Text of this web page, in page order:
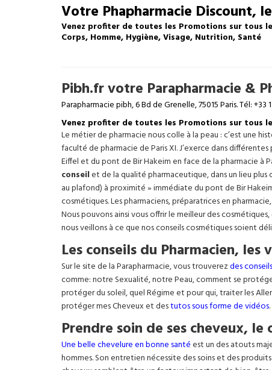
Votre Phapharmacie Discount,
Venez profiter de toutes les Promotions sur tous
Corps, Homme, Hygiène, Visage, Nutrition, Santé
Pibh.fr votre Parapharmacie &
Parapharmacie pibh, 6 Bd de Grenelle, 75015 Paris. Tél: +33
Venez profiter de toutes les Promotions sur tous
Le métier de pharmacie nous colle à la peau : c’est une
faculté de pharmacie de Paris XI. J’exerce dans
Eiffelet du pont de Bir Hakeim en face de la pharmacie à
conseilet de la qualité pharmaceutique, dans un lieu plus
au plafond) à proximité » immédiate du pont de Bir
cosmétiques. Les pharmaciens, préparatrices en
Nous pouvons ainsi vous offrir le meilleur des
nous veillons à ce que nos conseils cosmétiques soient
Les conseils du Pharmacien, les
Sur le site de la Parapharmacie, vous trouverezdes
comme: notre Sexualité, notre Peau, comment se
protéger du soleil, quel Régime et pour qui, traiter les
protéger mes Cheveux et destutos sous forme de vidéos.
Prendre soin de ses cheveux, le
Une belle chevelure en bonne santéest un des atouts
hommes. Son entretien nécessite des soins et des